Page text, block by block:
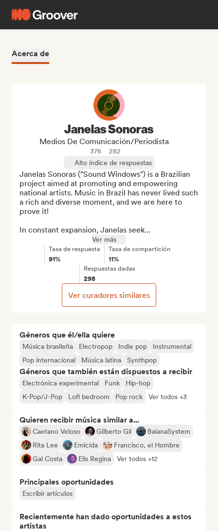
Acerca de
Géneros que él/ella quiere
Música brasileña Electropop Indie pop
Instrumental
Pop internacional
Música latina Synthpop
Géneros que también están dispuestos a recibir
Electrónica experimental Funk
Hip-hop
K-Pop/J-Pop
Lofi bedroom Pop rock Ver todos +3
Quieren recibir música similar a...
Caetano Veloso Gilberto Gil
BaianaSystem
Rita Lee
Emicida
Francisco, el Hombre
Gal Costa
Elis Regina Ver todos +12
Principales oportunidades
Escribir artículos
Recientemente han dado oportunidades a estos
artistas
Janelas Sonoras
Medios De Comunicación/Periodista
376
282
Alto índice de respuestas
Janelas Sonoras ("Sound Windows") is a Brazilian
project aimed at promoting and empowering
national artists. Music in Brazil has never lived such
a rich and diverse moment, and we are here to
prove it!
In constant expansion, Janelas seek...
Ver más
Tasa de respuesta
91%
Tasa de compartición
11%
Respuestas dadas
298
Ver curadores similares